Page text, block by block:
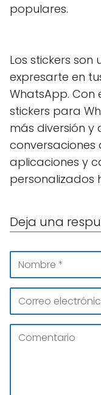
populares.
Los stickers
expresarte en
WhatsApp. Con
stickers para
más diversión
conversaciones
aplicaciones y
personalizados
Deja una